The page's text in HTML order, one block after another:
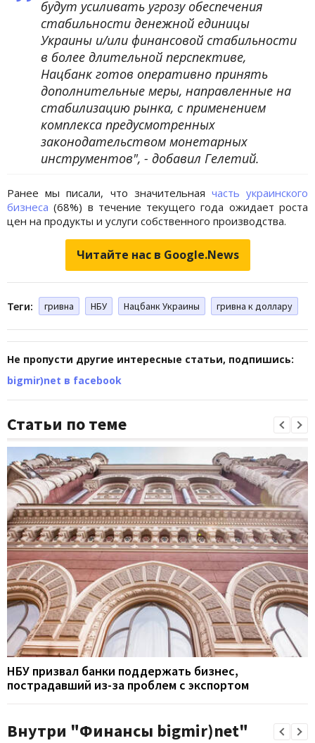
будут усиливать угрозу обеспечения
стабильности денежной единицы
Украины и/или финансовой стабильности
в более длительной перспективе,
Нацбанк готов оперативно принять
дополнительные меры, направленные на
стабилизацию рынка, с применением
комплекса предусмотренных
законодательством монетарных
инструментов", - добавил Гелетий.
Ранее мы писали, что значительная часть украинского
бизнеса (68%) в течение текущего года ожидает роста
цен на продукты и услуги собственного производства.
Читайте нас в Google.News
Теги: гривна НБУ Нацбанк Украины гривна к доллару
Не пропусти другие интересные статьи, подпишись:
bigmir)net в facebook
Статьи по теме
НБУ призвал банки поддержать бизнес,
пострадавший из-за проблем с экспортом
Внутри "Финансы bigmir)net"